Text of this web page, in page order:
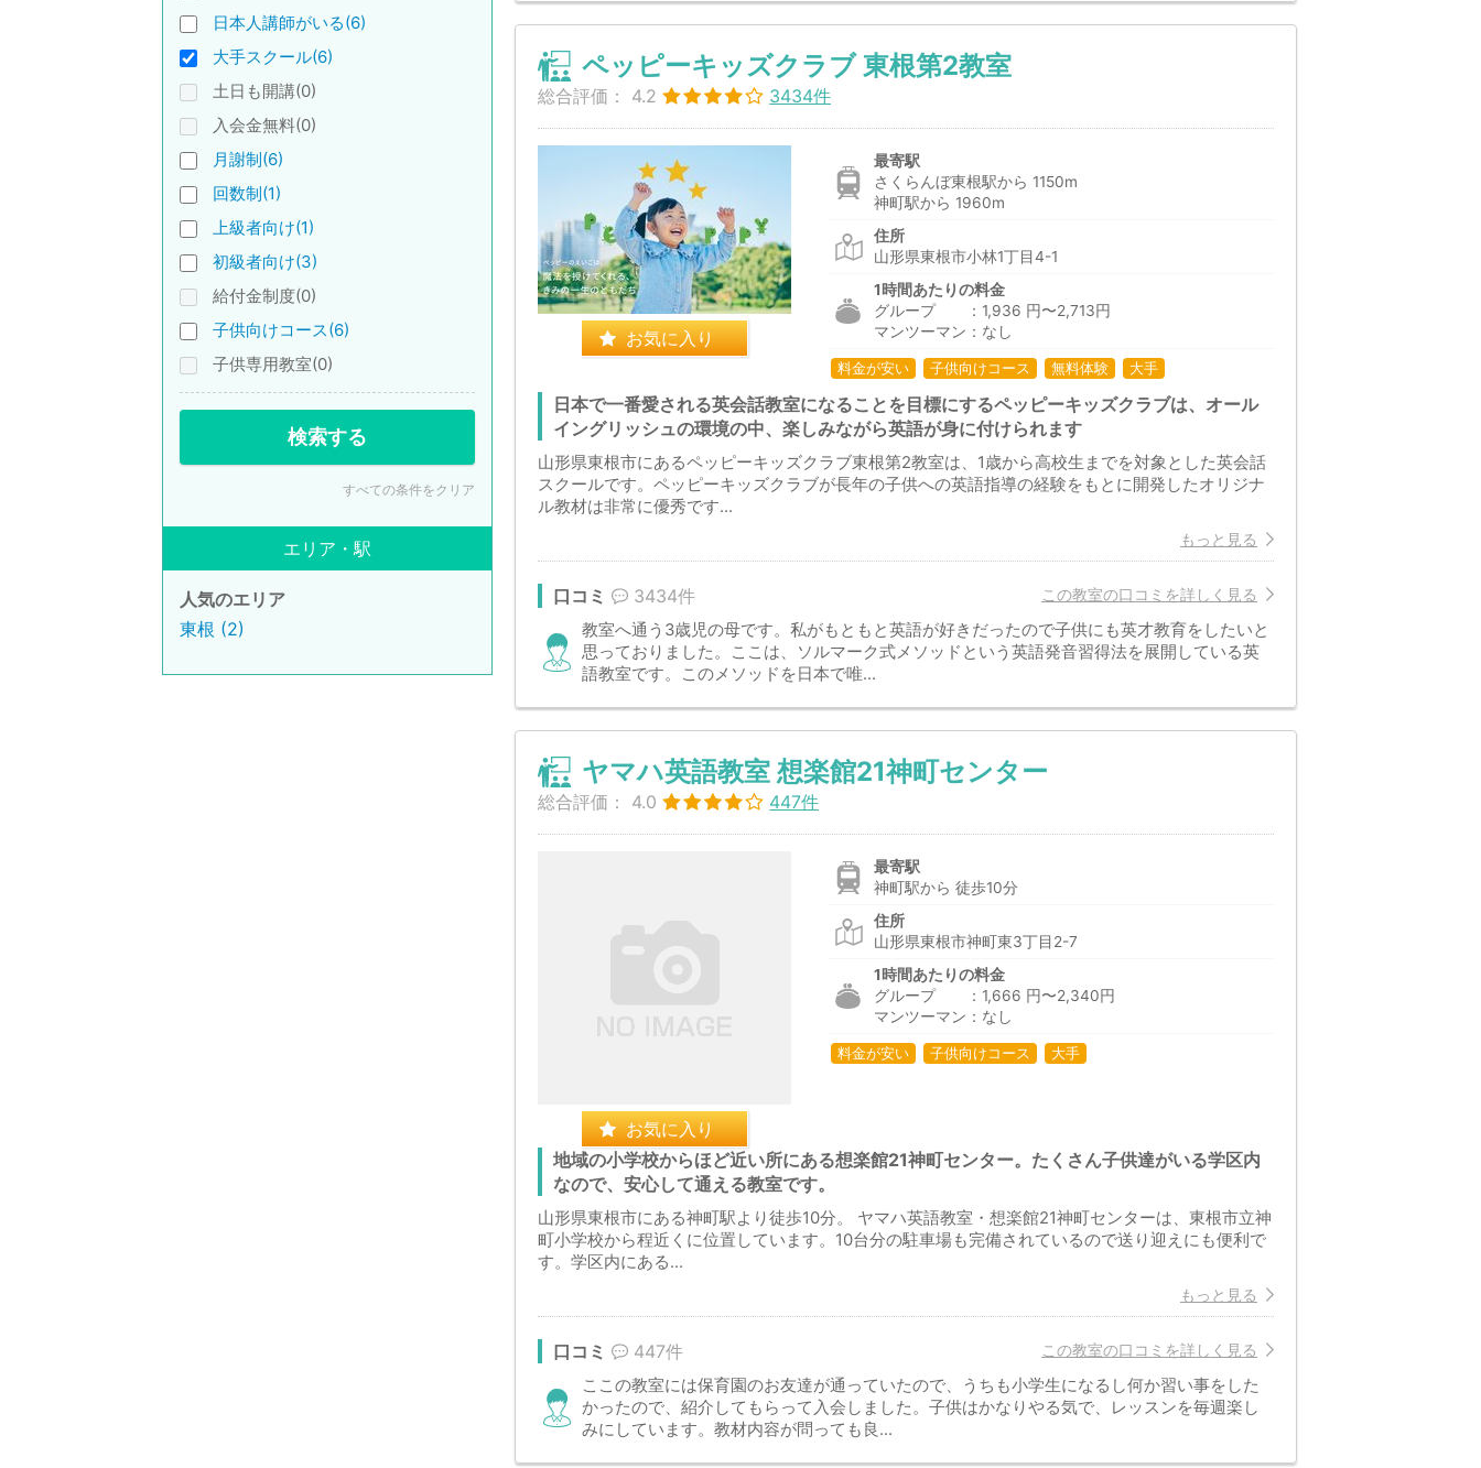
日本人講師がいる(6)
大手スクール(6)
土日も開講(0)
入会金無料(0)
月謝制(6)
回数制(1)
上級者向け(1)
初級者向け(3)
給付金制度(0)
子供向けコース(6)
子供専用教室(0)
検索する
すべての条件をクリア
エリア・駅
人気のエリア
東根 (2)
ペッピーキッズクラブ 東根第2教室
総合評価： 4.2 3434件
お気に入り
最寄駅
さくらんぼ東根駅から 1150m
神町駅から 1960m
住所
山形県東根市小林1丁目4-1
1時間あたりの料金
グループ ：1,936 円〜2,713円
マンツーマン：なし
料金が安い 子供向けコース 無料体験 大手
日本で一番愛される英会話教室になることを目標にするペッピーキッズクラブは、オール
イングリッシュの環境の中、楽しみながら英語が身に付けられます
山形県東根市にあるペッピーキッズクラブ東根第2教室は、1歳から高校生までを対象とした英会話
スクールです。ペッピーキッズクラブが長年の子供への英語指導の経験をもとに開発したオリジナ
ル教材は非常に優秀です...
もっと見る
この教室の口コミを詳しく見る
口コミ 3434件
教室へ通う3歳児の母です。私がもともと英語が好きだったので子供にも英才教育をしたいと
思っておりました。ここは、ソルマーク式メソッドという英語発音習得法を展開している英
語教室です。このメソッドを日本で唯...
ヤマハ英語教室 想楽館21神町センター
総合評価： 4.0 447件
お気に入り
最寄駅
神町駅から 徒歩10分
住所
山形県東根市神町東3丁目2-7
1時間あたりの料金
グループ ：1,666 円〜2,340円
マンツーマン：なし
料金が安い 子供向けコース 大手
地域の小学校からほど近い所にある想楽館21神町センター。たくさん子供達がいる学区内
なので、安心して通える教室です。
山形県東根市にある神町駅より徒歩10分。 ヤマハ英語教室・想楽館21神町センターは、東根市立神
町小学校から程近くに位置しています。10台分の駐車場も完備されているので送り迎えにも便利で
す。学区内にある...
もっと見る
この教室の口コミを詳しく見る
口コミ 447件
ここの教室には保育園のお友達が通っていたので、うちも小学生になるし何か習い事をした
かったので、紹介してもらって入会しました。子供はかなりやる気で、レッスンを毎週楽し
みにしています。教材内容が問っても良...